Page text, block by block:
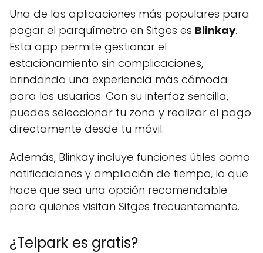
Una de las aplicaciones más populares para
pagar el parquímetro en Sitges es Blinkay.
Esta app permite gestionar el
estacionamiento sin complicaciones,
brindando una experiencia más cómoda
para los usuarios. Con su interfaz sencilla,
puedes seleccionar tu zona y realizar el pago
directamente desde tu móvil.
Además, Blinkay incluye funciones útiles como
notificaciones y ampliación de tiempo, lo que
hace que sea una opción recomendable
para quienes visitan Sitges frecuentemente.
¿Telpark es gratis?